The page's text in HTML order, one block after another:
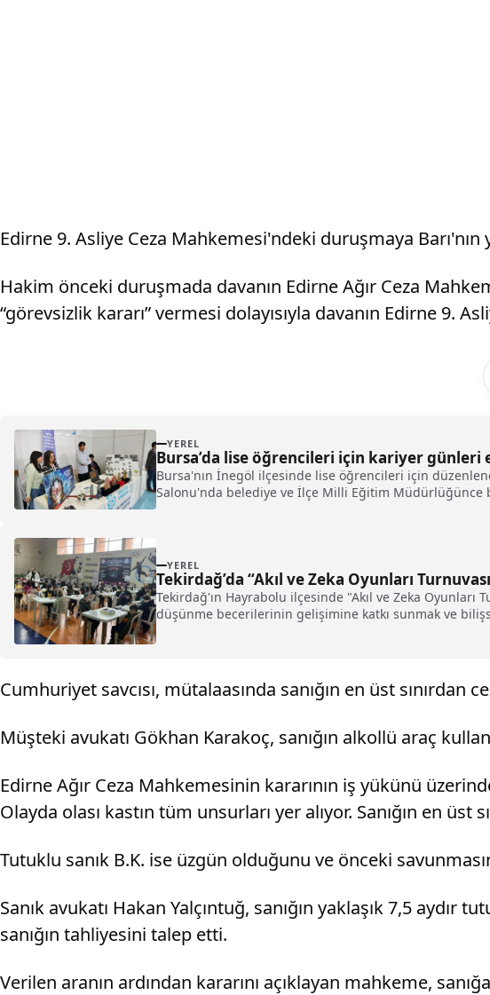
Edirne 9. Asliye Ceza Mahkemesi'ndeki duruşmaya Barı'nın
Hakim önceki duruşmada davanın Edirne Ağır Ceza
“görevsizlik kararı” vermesi dolayısıyla davanın Edirne 9.
YEREL
Bursa’da lise öğrencileri için kariyer
Bursa'nın İnegöl ilçesinde lise öğrencileri için
Salonu'nda belediye ve İlçe Milli Eğitim Müdürlüğünce
YEREL
Tekirdağ’da “Akıl ve Zeka Oyunları
Tekirdağ'ın Hayrabolu ilçesinde "Akıl ve Zeka
düşünme becerilerinin gelişimine katkı sunmak ve
Cumhuriyet savcısı, mütalaasında sanığın en üst sınırdan
Müşteki avukatı Gökhan Karakoç, sanığın alkollü araç
Edirne Ağır Ceza Mahkemesinin kararının iş yükünü
Olayda olası kastın tüm unsurları yer alıyor. Sanığın en
Tutuklu sanık B.K. ise üzgün olduğunu ve önceki
Sanık avukatı Hakan Yalçıntuğ, sanığın yaklaşık 7,5
sanığın tahliyesini talep etti.
Verilen aranın ardından kararını açıklayan mahkeme,